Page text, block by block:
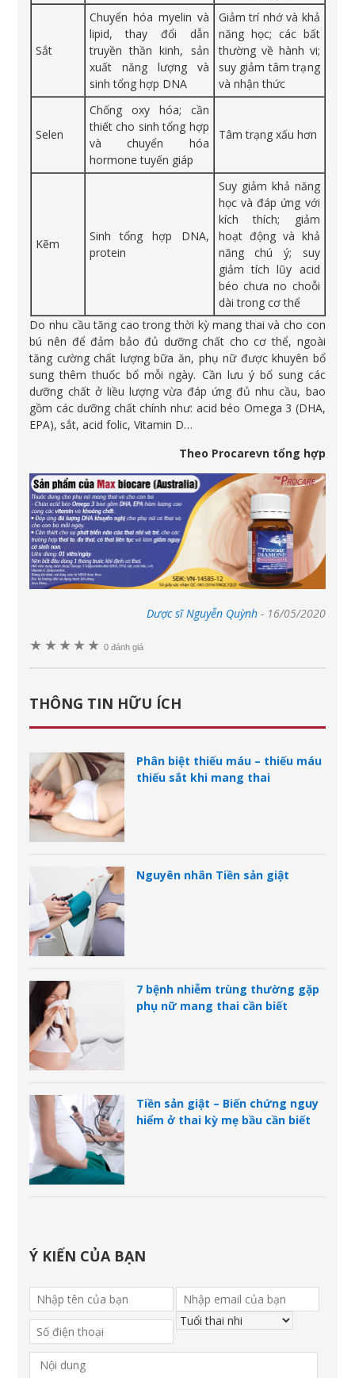
Sắt
Chuyển hóa myelin và
lipid, thay đổi dẫn
truyền thần kinh, sản
xuất năng lượng và
sinh tổng hợp DNA
Giảm trí nhớ và khả
năng học; các bất
thường về hành vi;
suy giảm tâm trạng
và nhận thức
Selen
Chống oxy hóa; cần
thiết cho sinh tổng hợp
và chuyển hóa
hormone tuyến giáp
Tâm trạng xấu hơn
Kẽm
Sinh tổng hợp DNA,
protein
Suy giảm khả năng
học và đáp ứng với
kích thích; giảm
hoạt động và khả
năng chú ý; suy
giảm tích lũy acid
béo chưa no choỗi
dài trong cơ thể
Do nhu cầu tăng cao trong thời kỳ mang thai và cho con
bú nên để đảm bảo đủ dưỡng chất cho cơ thể, ngoài
tăng cường chất lượng bữa ăn, phụ nữ được khuyên bổ
sung thêm thuốc bổ mỗi ngày. Cần lưu ý bổ sung các
dưỡng chất ở liều lượng vừa đáp ứng đủ nhu cầu, bao
gồm các dưỡng chất chính như: acid béo Omega 3 (DHA,
EPA), sắt, acid folic, Vitamin D…
Theo Procarevn tổng hợp
Dược sĩ Nguyễn Quỳnh- 16/05/2020
★ ★★★★ 0 đánh giá
THÔNG TIN HỮU ÍCH
Phân biệt thiếu máu – thiếu máu
thiếu sắt khi mang thai
Nguyên nhân Tiền sản giật
7 bệnh nhiễm trùng thường gặp
phụ nữ mang thai cần biết
Tiền sản giật – Biến chứng nguy
hiểm ở thai kỳ mẹ bầu cần biết
Ý KIẾN CỦA BẠN